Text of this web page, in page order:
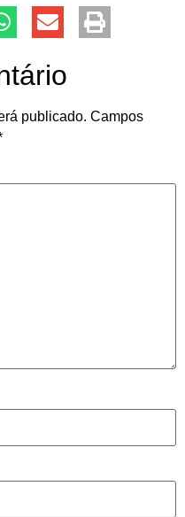
publicado. Campos